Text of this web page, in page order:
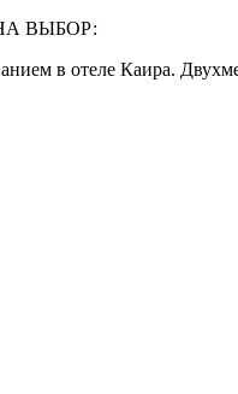
ВЫБОР:
в отеле Каира.